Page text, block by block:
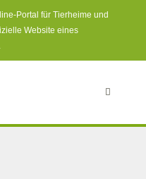
Portal für Tierheime und
Website eines